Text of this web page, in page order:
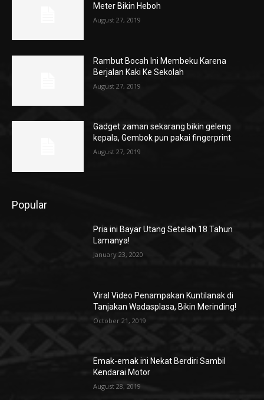
Meter Bikin Heboh
August 27, 2019
Rambut Bocah Ini Membeku Karena
Berjalan Kaki Ke Sekolah
August 27, 2019
Gadget zaman sekarang bikin geleng
kepala, Gembok pun pakai fingerprint
August 27, 2019
Popular
Pria ini Bayar Utang Setelah 18 Tahun
Lamanya!
January 23, 2020
Viral Video Penampakan Kuntilanak di
Tanjakan Wadasplasa, Bikin Merinding!
October 21, 2019
Emak-emak ini Nekat Berdiri Sambil
Kendarai Motor
August 28, 2019